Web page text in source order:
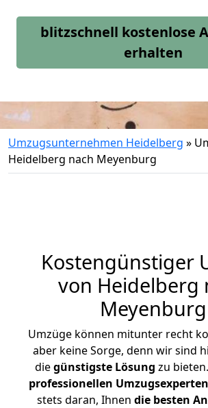
blitzschnell kostenlose
erhalten
Umzugsunternehmen Heidelberg »
Heidelberg nach Meyenburg
Kostengünstiger
von Heidelberg
Meyenburg
Umzüge können mitunter recht
aber keine Sorge, denn wir sind
diegünstigste Lösung zu
professionellen Umzugsexperten
stets daran, Ihnen die besten